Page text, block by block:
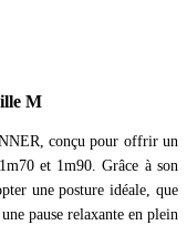
M
conçu pour offrir un
et 1m90. Grâce à son
une posture idéale, que
pause relaxante en plein